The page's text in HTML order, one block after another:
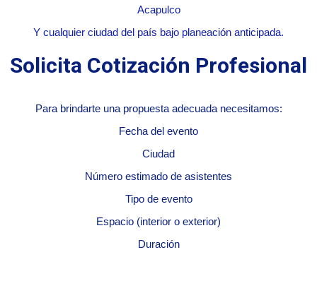
Acapulco
Y cualquier ciudad del país bajo planeación anticipada.
Solicita Cotización Profesional
Para brindarte una propuesta adecuada necesitamos:
Fecha del evento
Ciudad
Número estimado de asistentes
Tipo de evento
Espacio (interior o exterior)
Duración